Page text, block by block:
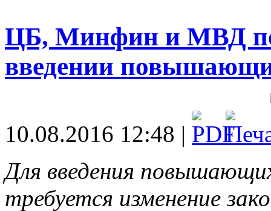
ЦБ, Минфин и МВД
введении
10.08.2016 12:48 |
Для введения
требуется изменение